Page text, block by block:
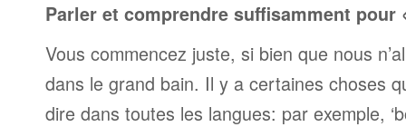
Parler et comprendre suffisamment pour
Vous commencez juste, si bien que nous
dans le grand bain. Il y a certaines choses
dire dans toutes les langues: par exemple,